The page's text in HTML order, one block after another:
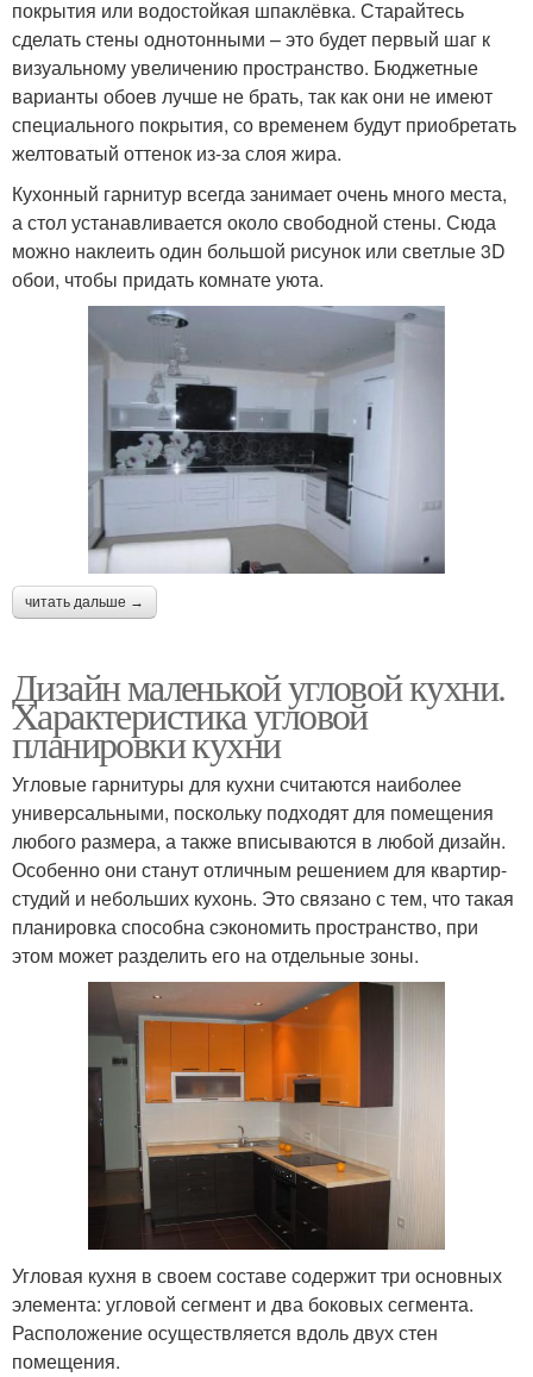
покрытия или водостойкая шпаклёвка. Старайтесь
сделать стены однотонными – это будет первый шаг к
визуальному увеличению пространство. Бюджетные
варианты обоев лучше не брать, так как они не имеют
специального покрытия, со временем будут приобретать
желтоватый оттенок из-за слоя жира.
Кухонный гарнитур всегда занимает очень много места,
а стол устанавливается около свободной стены. Сюда
можно наклеить один большой рисунок или светлые 3D
обои, чтобы придать комнате уюта.
читать дальше →
Дизайн маленькой угловой кухни.
Характеристика угловой
планировки кухни
Угловые гарнитуры для кухни считаются наиболее
универсальными, поскольку подходят для помещения
любого размера, а также вписываются в любой дизайн.
Особенно они станут отличным решением для квартир-
студий и небольших кухонь. Это связано с тем, что такая
планировка способна сэкономить пространство, при
этом может разделить его на отдельные зоны.
Угловая кухня в своем составе содержит три основных
элемента: угловой сегмент и два боковых сегмента.
Расположение осуществляется вдоль двух стен
помещения.